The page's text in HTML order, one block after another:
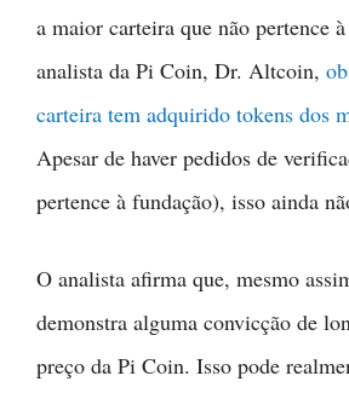
a maior carteira que não pertence
analista da Pi Coin, Dr. Altcoin,
carteira tem adquirido tokens dos
Apesar de haver pedidos de
pertence à fundação), isso ainda
O analista afirma que, mesmo
demonstra alguma convicção de
preço da Pi Coin. Isso pode